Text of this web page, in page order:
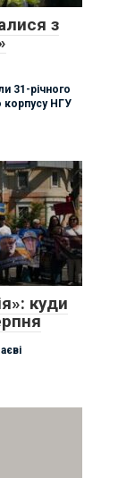
з
31-річного
корпусу НГУ
куди